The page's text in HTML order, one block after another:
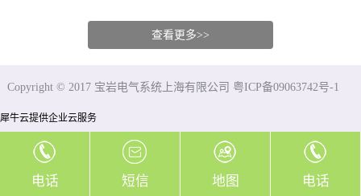
查看更多>>
Copyright © 2017 宝岩电气系统上海有限公司 粤ICP备09063742号-1
犀牛云提供企业云服务
电话 短信 地图 电话